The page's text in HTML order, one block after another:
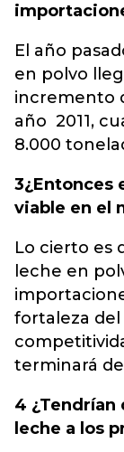
El año
en polvo
incremento
año 2011,
8.000
3¿Entonces
viable en el
Lo cierto es
leche en
fortaleza
terminará
4
leche a los